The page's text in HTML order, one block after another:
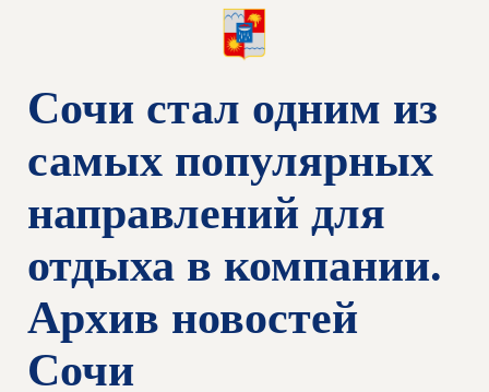
Сочи стал одним из
самых популярных
направлений для
отдыха в компании.
Архив новостей
Сочи